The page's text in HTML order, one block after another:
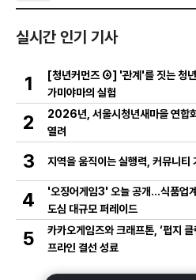
실시간 인기 기사
1
[청년커먼즈 ④] '관계'를 짓는 청
가미야마의 실험
2
2026년, 서울시청년새마을 연합
열려
3 지역을 움직이는 실행력, 커뮤니티
4
'오징어게임3' 오늘 공개…식품업
도심 대규모 퍼레이드
5
카카오게임즈와 크래프톤, ‘펍지
프라인 결선 성료